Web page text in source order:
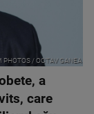
PHOTOS / OCTAV GANEA
a
care